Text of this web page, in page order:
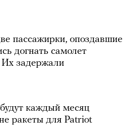
пассажирки, опоздавшие
догнать самолет
задержали
каждый месяц
ракеты для Patriot